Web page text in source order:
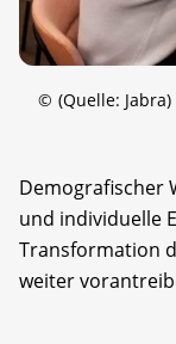
© (Quelle: Jabra)
Demografischer
und individuelle
Transformation
weiter